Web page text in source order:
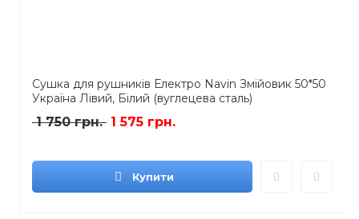
Сушка для рушників Електро Navin Змійовик 50*50
Україна Лівий, Білий (вуглецева сталь)
1 750 грн. 1 575 грн.
Купити